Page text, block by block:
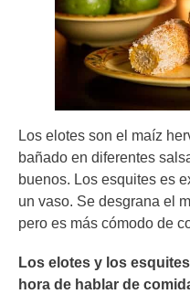
Los elotes son el maíz
bañado en diferentes
buenos. Los esquites es
un vaso. Se desgrana el
pero es más cómodo de
Los elotes y los
hora de hablar de